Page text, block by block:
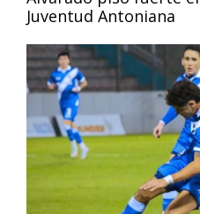
Juventud Antoniana